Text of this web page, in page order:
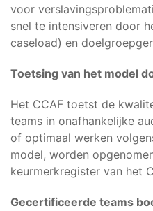
voor
snel te intensiveren door
caseload) en
Toetsing van het model
Het CCAF toetst de
teams in onafhankelijke
of optimaal werken
model, worden
keurmerkregister van het
Gecertificeerde teams